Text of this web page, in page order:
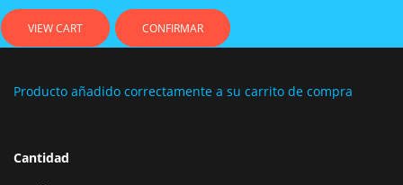
VIEW CART CONFIRMAR
Producto añadido correctamente a su carrito de compra
Cantidad